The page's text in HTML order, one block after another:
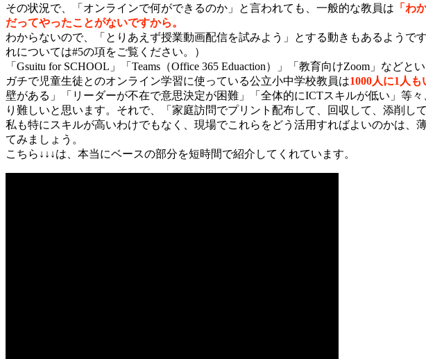
その状況で、「オンラインで何ができるのか」と言われても、一般的な教員は 「わ
だってやったことがないですから。
わからないので、「とりあえず授業動画配信を試みよう」とする動きもあるようです
れについては#5の項をご覧ください。）
「Gsuitu for SCHOOL」「Teams（Office 365 Eduaction）」「教育向けZoom」な
ガチで児童生徒とのオンライン学習に使っている公立小中学校教員は1000人に1人
壁がある」「リーダーが不在で意思決定が困難」「全体的にICTスキルが低い」等
り難しいと思います。それで、「家庭訪問でプリント配布して、回収して、添削し
私も特にスキルが高いわけでもなく、現場でこれらをどう活用すればよいのかは
てみましょう。
こちら↓↓↓は、本当にベースの部分を短時間で紹介してくれています。